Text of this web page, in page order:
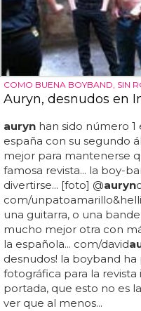
COMO BUENA BOYBAND, SIN
Auryn, desnudos en
auryn han sido número
españa con su segundo
mejor para mantenerse
famosa revista... la boy-
divertirse... [foto] @auryn
com/
una guitarra, o una
mucho mejor otra con
la española... com/david
desnudos! la boyband ha
fotográfica para la
portada, que esto no es
ver que al menos...